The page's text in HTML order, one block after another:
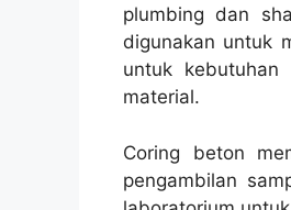
plumbing dan
digunakan untuk
untuk
material.
Coring beton
pengambilan